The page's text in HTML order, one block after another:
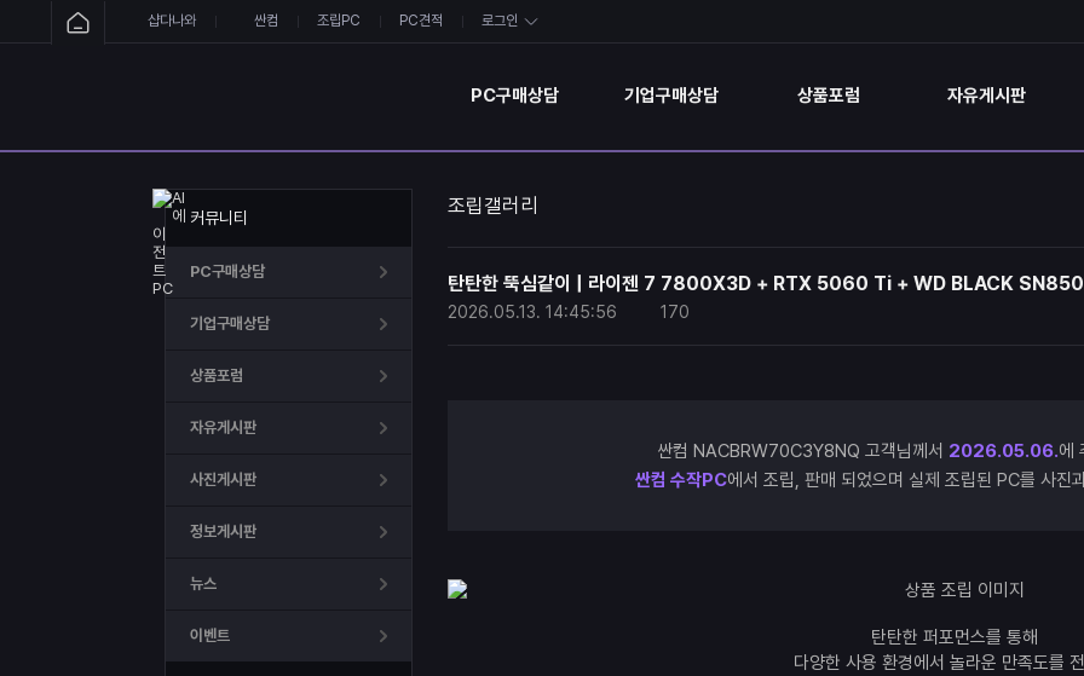
샵다나와 싼컴 조립PC PC견적 로그인
PC구매상담 기업구매상담 상품포럼 자유게시판
커뮤니티
PC구매상담
기업구매상담
상품포럼
자유게시판
사진게시판
정보게시판
뉴스
이벤트
조립갤러리
탄탄한 뚝심같이 | 라이젠 7 7800X3D + RTX 5060 Ti + WD BLACK
2026.05.13. 14:45:56 170
싼컴 NACBRW70C3Y8NQ 고객님께서 2026.05.06.에
싼컴 수작PC에서 조립, 판매 되었으며 실제 조립된 PC를 사진
탄탄한 퍼포먼스를 통해
다양한 사용 환경에서 놀라운 만족도를